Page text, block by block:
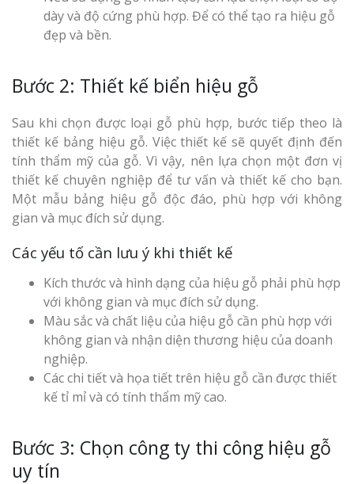
dày và độ cứng phù hợp. Để có thể tạo ra hiệu gỗ
đẹp và bền.
Bước 2: Thiết kế biển hiệu gỗ
Sau khi chọn được loại gỗ phù hợp, bước tiếp theo là
thiết kế bảng hiệu gỗ. Việc thiết kế sẽ quyết định đến
tính thẩm mỹ của gỗ. Vì vậy, nên lựa chọn một đơn vị
thiết kế chuyên nghiệp để tư vấn và thiết kế cho bạn.
Một mẫu bảng hiệu gỗ độc đáo, phù hợp với không
gian và mục đích sử dụng.
Các yếu tố cần lưu ý khi thiết kế
Kích thước và hình dạng của hiệu gỗ phải phù hợp
với không gian và mục đích sử dụng.
Màu sắc và chất liệu của hiệu gỗ cần phù hợp với
không gian và nhận diện thương hiệu của doanh
nghiệp.
Các chi tiết và họa tiết trên hiệu gỗ cần được thiết
kế tỉ mỉ và có tính thẩm mỹ cao.
Bước 3: Chọn công ty thi công hiệu gỗ
uy tín
Cáo Tại Vinh Giá Rẻ
Mica Tại Vinh Lấy
Làm biển
tại Vinh Nghệ An
Làm Biển
Hàng